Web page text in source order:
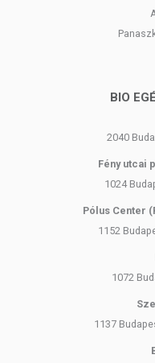
BIO
2040
Fény utcai
1024
Pólus Center
1152
1072
1137